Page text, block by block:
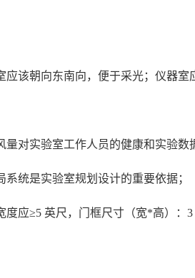
应该朝向东南向，便于采光；仪器
对实验室工作人员的健康和实验数
统是实验室规划设计的重要依据；
度应≥5 英尺，门框尺寸（宽*高）：